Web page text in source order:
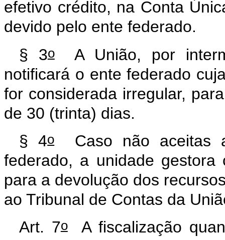
efetivo crédito, na Conta
devido pelo ente federado.
§ 3oA União, por
notificará o ente federado
for considerada irregular,
de 30 (trinta) dias.
§ 4oCaso não aceitas
federado, a unidade
para a devolução dos
ao Tribunal de Contas da
Art. 7oA fiscalização